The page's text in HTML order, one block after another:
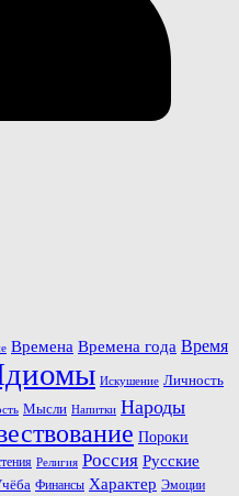
Времена Времена года Время
Искушение Личность
Мысли Напитки Народы
Пороки
Религия Россия Русские
Финансы Характер Эмоции